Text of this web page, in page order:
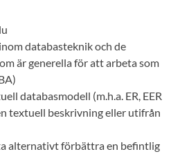
databasteknik och de
är generella för att arbeta som
databasmodell (m.h.a. ER, EER
textuell beskrivning eller utifrån
alternativt förbättra en befintlig